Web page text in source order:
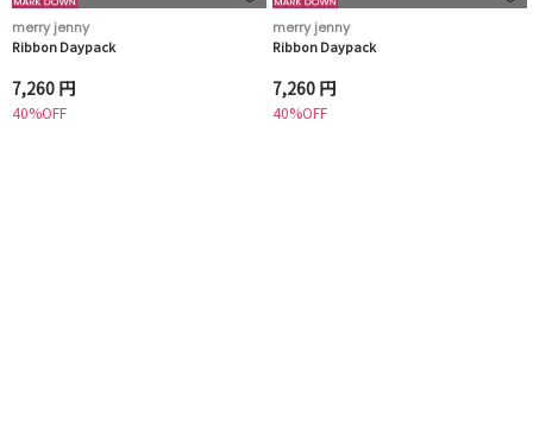
merry jenny
Ribbon Daypack
7,260 円
40%OFF
merry jenny
Ribbon Daypack
7,260 円
40%OFF